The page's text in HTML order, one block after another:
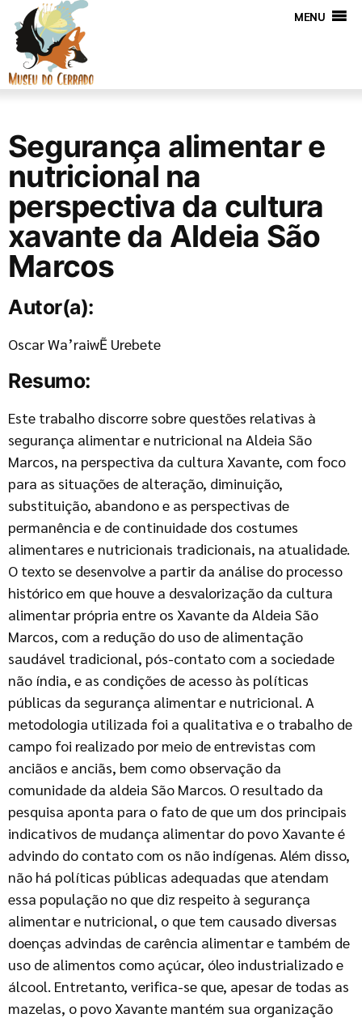
MENU
Segurança alimentar e
nutricional na
perspectiva da cultura
xavante da Aldeia São
Marcos
Autor(a):
Oscar Wa’raiwẼ Urebete
Resumo:
Este trabalho discorre sobre questões relativas à
segurança alimentar e nutricional na Aldeia São
Marcos, na perspectiva da cultura Xavante, com foco
para as situações de alteração, diminuição,
substituição, abandono e as perspectivas de
permanência e de continuidade dos costumes
alimentares e nutricionais tradicionais, na atualidade.
O texto se desenvolve a partir da análise do processo
histórico em que houve a desvalorização da cultura
alimentar própria entre os Xavante da Aldeia São
Marcos, com a redução do uso de alimentação
saudável tradicional, pós-contato com a sociedade
não índia, e as condições de acesso às políticas
públicas da segurança alimentar e nutricional. A
metodologia utilizada foi a qualitativa e o trabalho de
campo foi realizado por meio de entrevistas com
anciãos e anciãs, bem como observação da
comunidade da aldeia São Marcos. O resultado da
pesquisa aponta para o fato de que um dos principais
indicativos de mudança alimentar do povo Xavante é
advindo do contato com os não indígenas. Além disso,
não há políticas públicas adequadas que atendam
essa população no que diz respeito à segurança
alimentar e nutricional, o que tem causado diversas
doenças advindas de carência alimentar e também de
uso de alimentos como açúcar, óleo industrializado e
álcool. Entretanto, verifica-se que, apesar de todas as
mazelas, o povo Xavante mantém sua organização